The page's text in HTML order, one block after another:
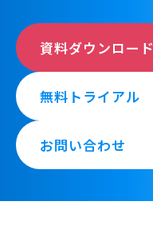
資料ダウンロード
無料トライアル
お問い合わせ